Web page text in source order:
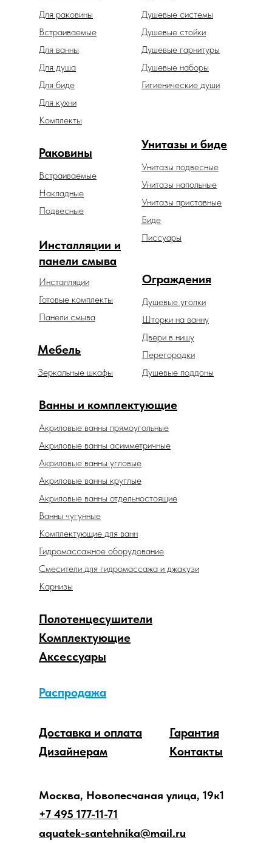
Душевые гарнитуры
Душевые системы
Гигиенические души
Душевые наборы
Унитазы и биде
Унитазы подвесные
Унитазы напольные
Унитазы приставные
Раковины
Встраиваемые
Накладные
Подвесные
Встраиваемые
Для биде
Для ванны
Для душа
Для раковины
Для кухни
Ванны и комплектующие
Акриловые ванны прямоугольные
Зеркальные шкафы
Мебель
Ограждения
Душевые уголки
Шторки на ванну
Двери в нишу
Перегородки
Аксессуары
Распродажа
Комплектующие
Дизайнерам
Доставка и оплата
Гарантия
Контакты
Душевые стойки
Биде
Душевые поддоны
Акриловые ванны отдельностоящие
Акриловые ванны асимметричные
Акриловые ванны угловые
Акриловые ванны круглые
Ванны чугунные
Комплектующие для ванн
Гидромассажное оборудование
Смесители для гидромассажа и джакузи
Карнизы
Полотенцесушители
Инсталляции и
панели смыва
Инсталляции
Готовые комплекты
Панели смыва
Комплекты
Писсуары
Москва, Новопесчаная улица, 19к1
+7 495 177-11-71
aquatek-santehnika@mail.ru